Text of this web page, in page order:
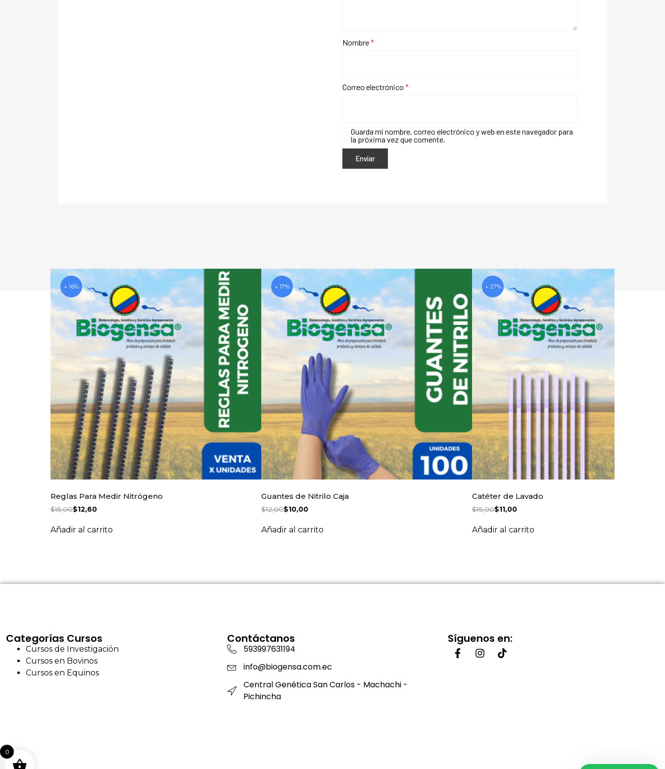
Nombre*
Correo electrónico *
Guarda mi nombre, correo electrónico y web en este navegador para
la próxima vez que comente.
↓ 16%
Reglas Para Medir Nitrógeno
$15,00$12,60
Añadir al carrito
↓ 17%
Guantes de Nitrilo Caja
$12,00$10,00
Añadir al carrito
↓ 27%
Catéter de Lavado
$15,00$11,00
Añadir al carrito
Categorías Cursos
Cursos de Investigación
Cursos en Bovinos
Cursos en Equinos
Contáctanos
593997631194
info@biogensa.com.ec
Central Genética San Carlos - Machachi -
Pichincha
Síguenos en:
0